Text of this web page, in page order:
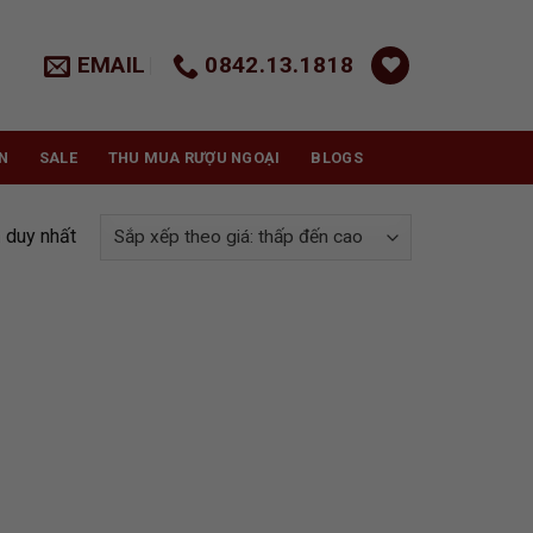
EMAIL 0842.13.1818
SALE THU MUA RƯỢU NGOẠI BLOGS
duy nhất